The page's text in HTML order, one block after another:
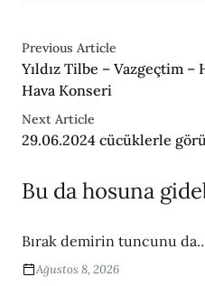
Previous Article
Yıldız Tilbe – Vazgeçtim –
Hava Konseri
Next Article
29.06.2024 cücüklerle
Bu da hosuna
Bırak demirin tuncunu
Ağustos 8, 2026